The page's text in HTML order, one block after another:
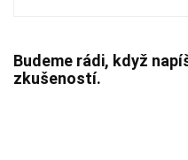
Budeme rádi, když
zkušeností.